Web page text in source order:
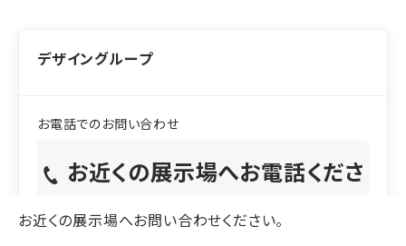
デザイングループ
お近くの展示場へお電話くださ
お近くの展示場へお問い合わせください。